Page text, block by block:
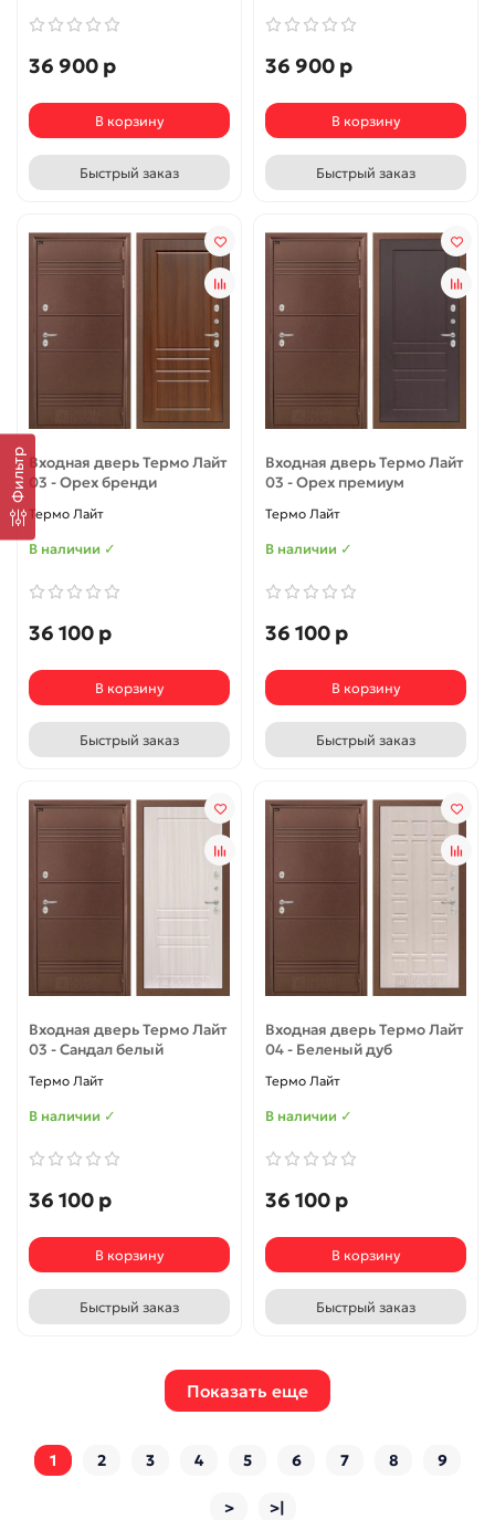
Фильтр
36 900 р
В корзину
Быстрый заказ
36 900 р
В корзину
Быстрый заказ
Входная дверь Термо Лайт
03 - Орех бренди
Термо Лайт
В наличии ✓
36 100 р
В корзину
Быстрый заказ
Входная дверь Термо Лайт
03 - Орех премиум
Термо Лайт
В наличии ✓
36 100 р
В корзину
Быстрый заказ
Входная дверь Термо Лайт
03 - Сандал белый
Термо Лайт
В наличии ✓
36 100 р
В корзину
Быстрый заказ
Входная дверь Термо Лайт
04 - Беленый дуб
Термо Лайт
В наличии ✓
36 100 р
В корзину
Быстрый заказ
Показать еще
1 2 3 4 5 6 7 8 9
> >|